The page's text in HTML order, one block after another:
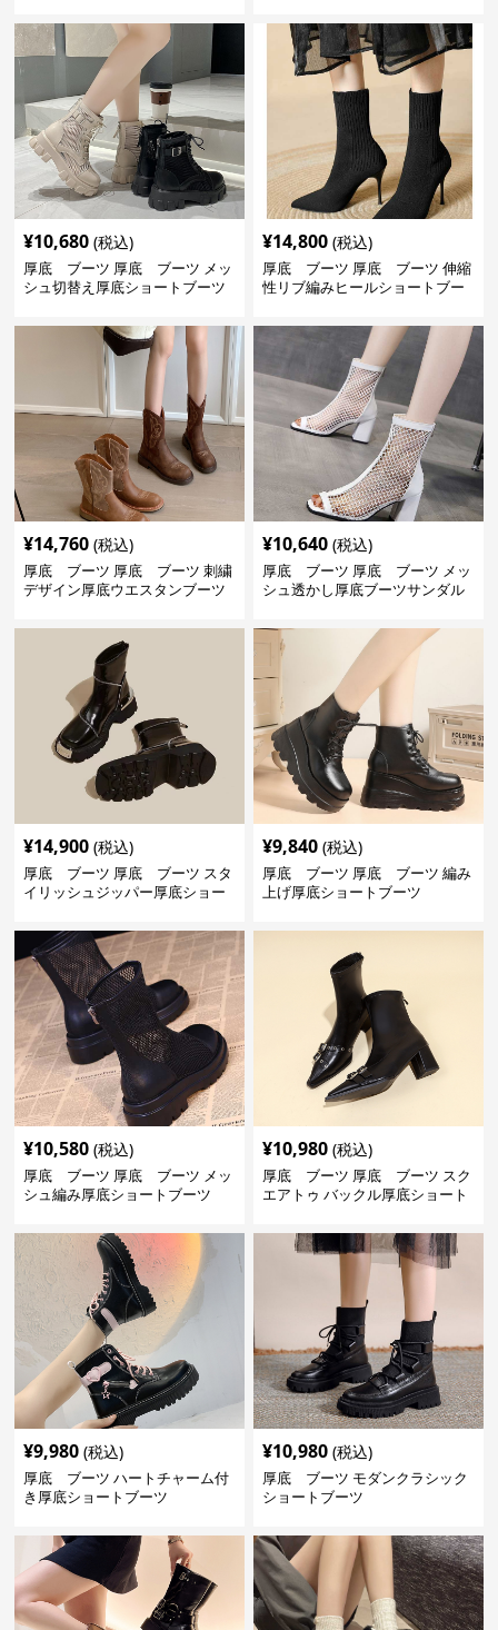
¥10,680 (税込)
厚底 ブーツ 厚底 ブーツ メッ
シュ切替え厚底ショートブーツ
¥14,800 (税込)
厚底 ブーツ 厚底 ブーツ 伸縮
性リブ編みヒールショートブー
¥14,760 (税込)
厚底 ブーツ 厚底 ブーツ 刺繍
デザイン厚底ウエスタンブーツ
¥10,640 (税込)
厚底 ブーツ 厚底 ブーツ メッ
シュ透かし厚底ブーツサンダル
¥14,900 (税込)
厚底 ブーツ 厚底 ブーツ スタ
イリッシュジッパー厚底ショー
¥9,840 (税込)
厚底 ブーツ 厚底 ブーツ 編み
上げ厚底ショートブーツ
¥10,580 (税込)
厚底 ブーツ 厚底 ブーツ メッ
シュ編み厚底ショートブーツ
¥10,980 (税込)
厚底 ブーツ 厚底 ブーツ スク
エアトゥ バックル厚底ショート
¥9,980 (税込)
厚底 ブーツ ハートチャーム付
き厚底ショートブーツ
¥10,980 (税込)
厚底 ブーツ モダンクラシック
ショートブーツ